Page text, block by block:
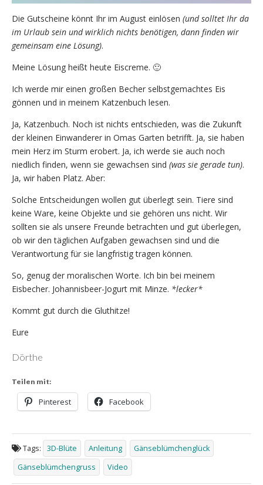
Die Gutscheine könnt Ihr im August einlösen (und solltet Ihr da
im Urlaub sein und wirklich nichts benötigen, dann finden wir
gemeinsam eine Lösung).
Meine Lösung heißt heute Eiscreme. 🙂
Ich werde mir einen großen Becher selbstgemachtes Eis
gönnen und in meinem Katzenbuch lesen.
Ja, Katzenbuch. Noch ist nichts entschieden, was die Zukunft
der kleinen Einwanderer in Omas Garten betrifft. Ja, sie haben
mein Herz im Sturm erobert. Ja, ich werde sie auch noch
niedlich finden, wenn sie gewachsen sind (was sie gerade tun).
Ja, wir haben Platz. Aber:
Solche Entscheidungen wollen gut überlegt sein. Tiere sind
keine Ware, keine Objekte und sie gehören uns nicht. Wir
sollten sie als unsere Freunde betrachten und gut überlegen,
ob wir den täglichen Aufgaben gewachsen sind und die
Verantwortung für sie langfristig tragen können.
So, genug der moralischen Worte. Ich bin bei meinem
Eisbecher. Johannisbeer-Jogurt mit Minze. *lecker*
Kommt gut durch die Gluthitze!
Eure
Dörthe
Teilen mit:
Pinterest Facebook
Tags: 3D-Blüte Anleitung
Gänseblümchenglück
Gänseblümchengruss
Video